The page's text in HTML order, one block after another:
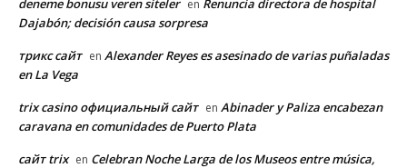
deneme bonusu veren siteler en Renuncia directora de hospital
Dajabón; decisión causa sorpresa
трикс сайт en Alexander Reyes es asesinado de varias puñaladas
en La Vega
trix casino официальный сайт en Abinader y Paliza encabezan
caravana en comunidades de Puerto Plata
сайт trix en Celebran Noche Larga de los Museos entre música,